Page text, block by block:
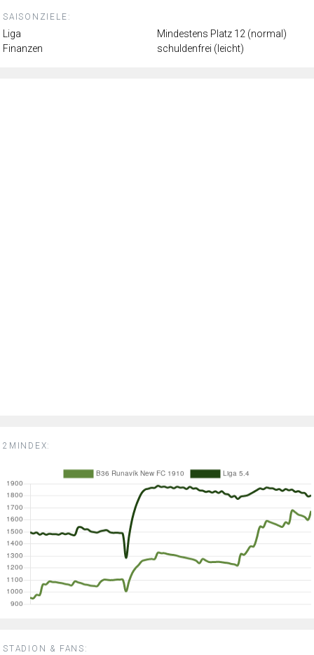
SAISONZIELE:
Liga
Mindestens Platz 12 (normal)
Finanzen
schuldenfrei (leicht)
2MINDEX:
STADION & FANS: